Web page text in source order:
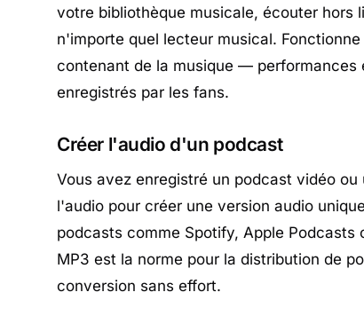
votre bibliothèque musicale, écouter hors
n'importe quel lecteur musical.
contenant de la musique — performances
enregistrés par les fans.
Créer l'audio d'un podcast
Vous avez enregistré un podcast vidéo
l'audio pour créer une version audio
podcasts comme Spotify, Apple Podcasts
MP3 est la norme pour la distribution de
conversion sans effort.